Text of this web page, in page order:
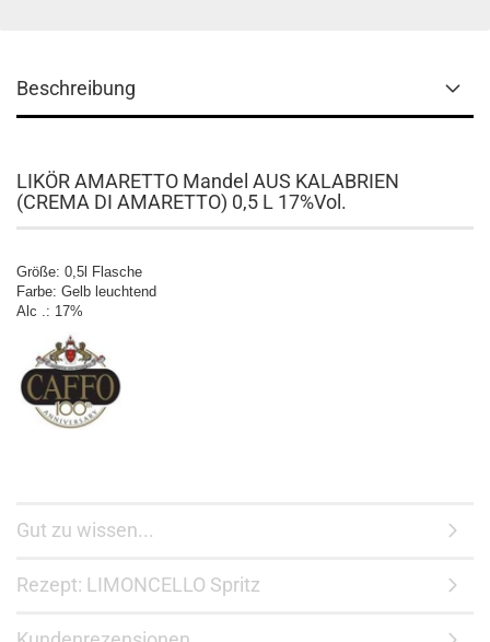
Beschreibung
LIKÖR AMARETTO Mandel AUS KALABRIEN
(CREMA DI AMARETTO) 0,5 L 17%Vol.
Größe: 0,5l Flasche
Farbe: Gelb leuchtend
Alc .: 17%
Gut zu wissen...
Rezept: LIMONCELLO Spritz